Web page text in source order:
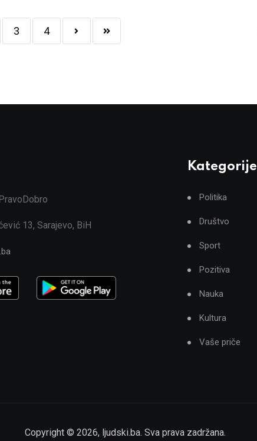
3 4
13, Sarajevo, BiH
Kategorije
Politika
Društvo
Sport
Pozitiva
Nauka
Kultura
Vaše priče
Copyright © 2026, ljudski.ba. Sva prava zadržana.